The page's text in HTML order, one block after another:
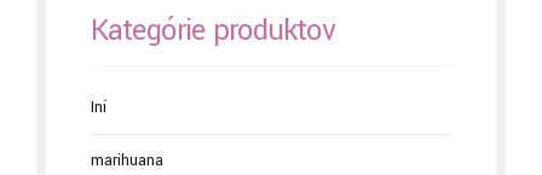
Kategórie produktov
Iní
marihuana